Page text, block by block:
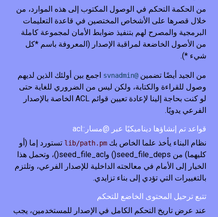
من الحكمة التحكم في الوصول المكتوب إلى هذه الموارد، من
خلال قصرها على الأشخاص المختصين في قاعدة التعليمات
البرمجية والمصرح لهم بتنفيذ ضوابط الأمان لمجموعة كاملة
من الأصول الخاضعة لمراقبة الإصدار (المعروفة باسم *كل
شيء *).
من الجيد أيضًا تضمين @svnadmin
اجمع بين أولئك الذين لديهم
وصول للقراءة والكتابة، ولكن ليس من الضروري للغاية حتى
لو كنت بحاجة إلينا لإعادة تعيين قوائم ACL الخاصة بالإصدار
الفرعي يدويًا.
قواعد تم إنشاؤها ديناميكيًا عبر @مسار::acl
نظام البناء يأخذ علما الخاص بك lib/path.pm تستورد إما (أو
كليهما) من seed_file_deps() وseed_file_acl()، وتحمل هذا
الخيار إلى الأمام في معالجته الداخلية للإصدار الفرعي، وتلتزم
بالتغييرات التي تؤدي إلى بناء تزايدي.
تتبع ترحيل المحتوى الخاضع للتحكم
عند عرض تاريخ التحكم الكامل في الإصدار للمستخدمين، يجب